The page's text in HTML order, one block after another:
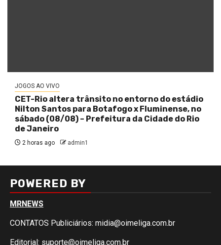
JOGOS AO VIVO
CET-Rio altera trânsito no entorno do estádio
Nilton Santos para Botafogo x Fluminense, no
sábado (08/08) – Prefeitura da Cidade do Rio
de Janeiro
2 horas ago admin1
POWERED BY
MRNEWS
CONTATOS Publiciários: midia@oimeliga.com.br
Editorial: suporte@oimeliga.com.br